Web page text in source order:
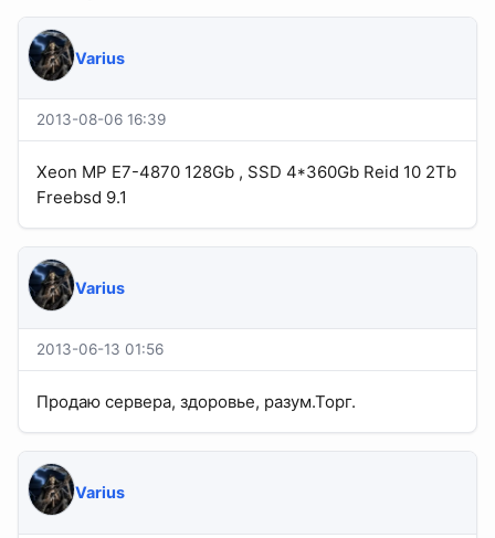
Varius
2013-08-06 16:39
Xeon MP E7-4870 128Gb , SSD 4*360Gb Reid 10 2Tb
Freebsd 9.1
Varius
2013-06-13 01:56
Продаю сервера, здоровье, разум.Торг.
Varius